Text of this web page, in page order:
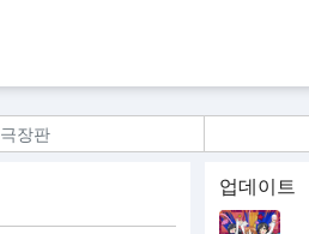
극장판
업데이트